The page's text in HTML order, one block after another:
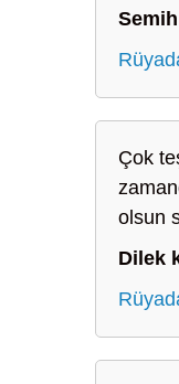
Semih
Çok
olsun
Dilek